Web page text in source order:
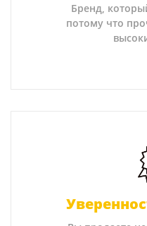
Бренд,
потому что